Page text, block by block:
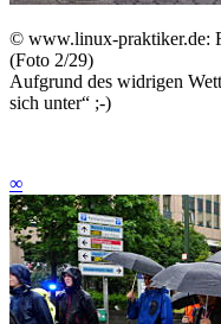
© www.linux-praktiker.de:
(Foto 2/29)
Aufgrund des widrigen
sich unter“ ;-)
∞